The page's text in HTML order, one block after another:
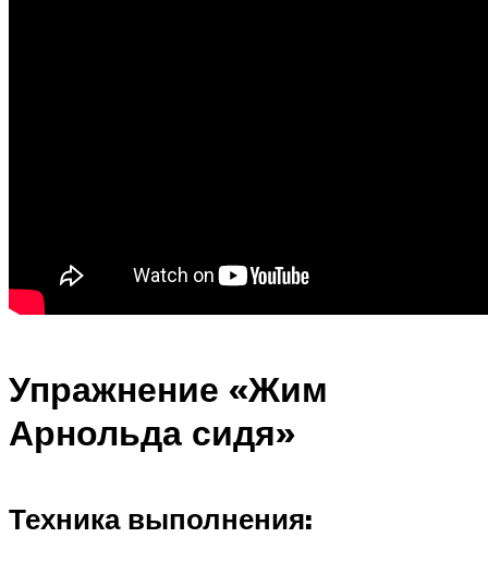
Упражнение «Жим
Арнольда сидя»
Техника выполнения: